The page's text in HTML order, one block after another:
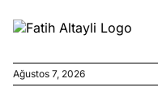
Ağustos 7, 2026